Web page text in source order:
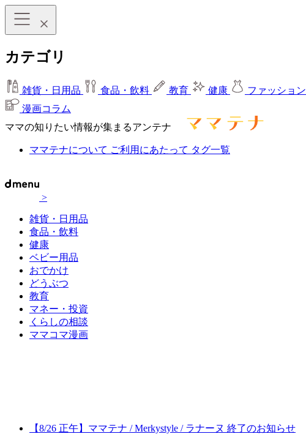
カテゴリ
雑貨・日用品 食品・飲料 教育 健康 ファッション
漫画コラム
ママの知りたい情報が集まるアンテナ
ママテナについて ご利用にあたって タグ一覧
>
雑貨・日用品
食品・飲料
健康
ベビー用品
おでかけ
どうぶつ
教育
マネー・投資
くらしの相談
ママコマ漫画
【8/26 正午】ママテナ / Merkystyle / ラナーヌ 終了のお知らせ